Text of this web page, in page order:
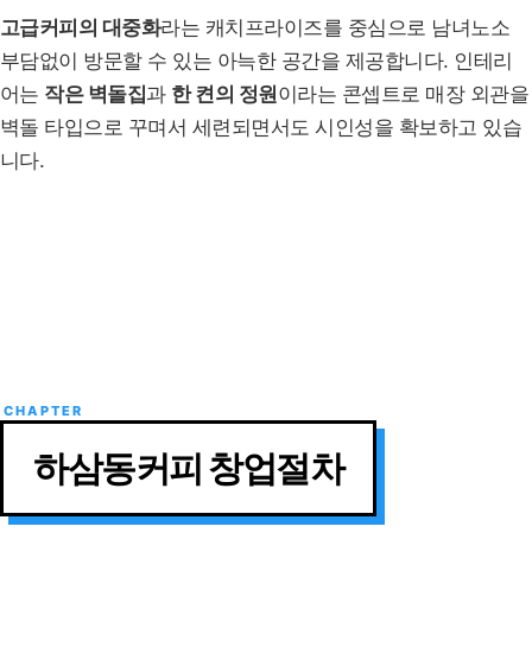
고급커피의 대중화라는 캐치프라이즈를 중심으로 남녀노소
부담없이 방문할 수 있는 아늑한 공간을 제공합니다. 인테리
어는 작은 벽돌집과 한 켠의 정원이라는 콘셉트로 매장 외관을
벽돌 타입으로 꾸며서 세련되면서도 시인성을 확보하고 있습
니다.
하삼동커피 창업절차